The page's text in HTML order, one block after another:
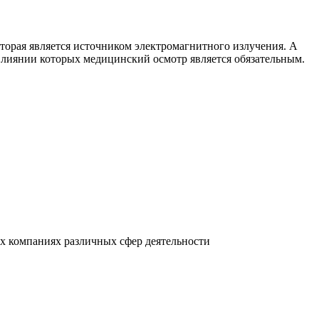
является источником электромагнитного излучения. А
которых медицинский осмотр является обязательным.
различных сфер деятельности